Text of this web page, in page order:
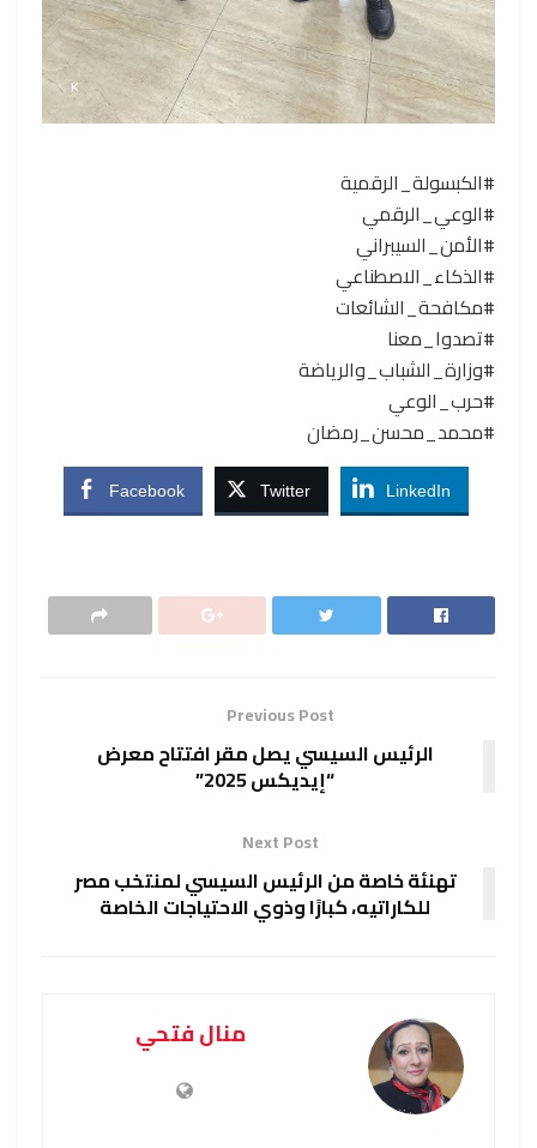
#الكبسولة_الرقمية
#الوعي_الرقمي
#الأمن_السيبراني
#الذكاء_الاصطناعي
#مكافحة_الشائعات
#تصدوا_معنا
#وزارة_الشباب_والرياضة
#حرب_الوعي
#محمد_محسن_رمضان
Facebook Twitter LinkedIn
Previous Post
الرئيس السيسي يصل مقر افتتاح معرض
“إيديكس 2025”
Next Post
تهنئة خاصة من الرئيس السيسي لمنتخب مصر
للكاراتيه، كبارًا وذوي الاحتياجات الخاصة
منال فتحي